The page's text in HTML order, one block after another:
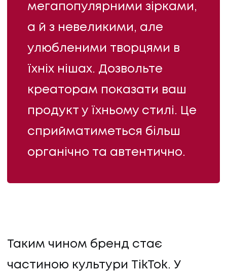
мегапопулярними зірками,
а й з невеликими, але
улюбленими творцями в
їхніх нішах. Дозвольте
креаторам показати ваш
продукт у їхньому стилі. Це
сприйматиметься більш
органічно та автентично.
Таким чином бренд стає
частиною культури TikTok. У